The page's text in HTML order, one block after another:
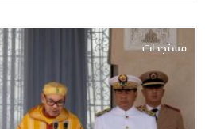
مستجدات